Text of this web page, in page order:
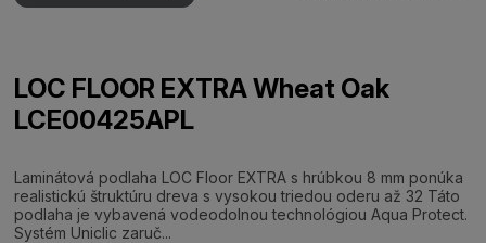
LOC FLOOR EXTRA Wheat Oak
LCE00425APL
Laminátová podlaha LOC Floor EXTRA s hrúbkou 8 mm ponúka
realistickú štruktúru dreva s vysokou triedou oderu až 32 Táto
podlaha je vybavená vodeodolnou technológiou Aqua Protect.
Systém Uniclic zaruč...